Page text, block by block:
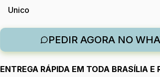
Unico
PEDIR AGORA NO
ENTREGA RÁPIDA EM TODA BRASÍLIAE